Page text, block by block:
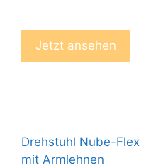
Jetzt ansehen
Drehstuhl Nube-Flex
mit Armlehnen